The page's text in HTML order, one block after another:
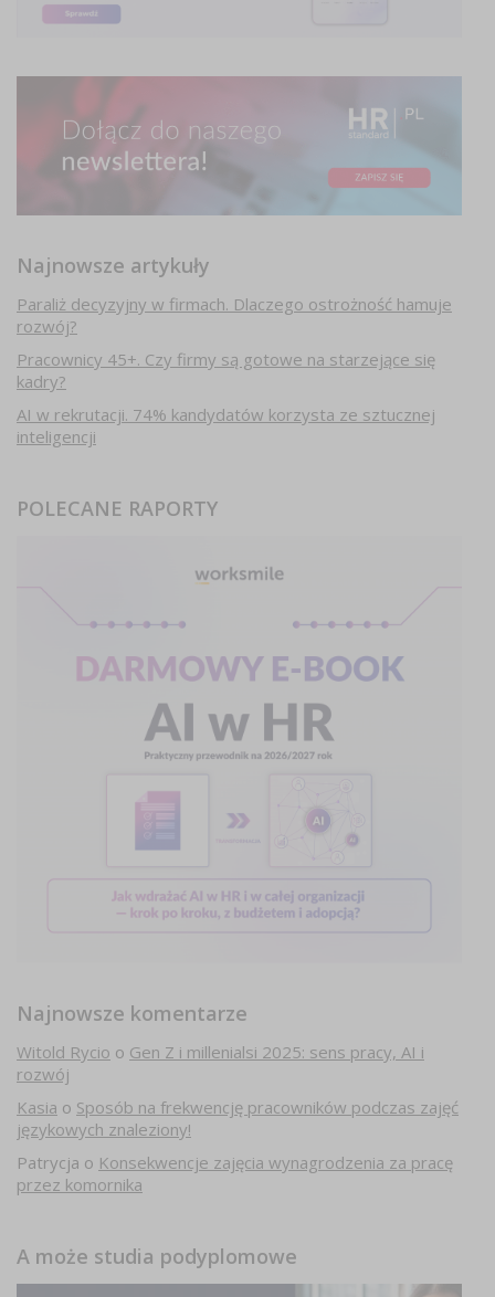
Najnowsze artykuły
Paraliż decyzyjny w firmach. Dlaczego ostrożność hamuje
rozwój?
Pracownicy 45+. Czy firmy są gotowe na starzejące się
kadry?
AI w rekrutacji. 74% kandydatów korzysta ze sztucznej
inteligencji
POLECANE RAPORTY
Najnowsze komentarze
Witold Rycio o Gen Z i millenialsi 2025: sens pracy, AI i
rozwój
Kasia o Sposób na frekwencję pracowników podczas zajęć
językowych znaleziony!
Patrycja o Konsekwencje zajęcia wynagrodzenia za pracę
przez komornika
A może studia podyplomowe